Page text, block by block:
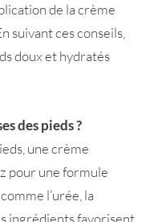
de la crème
suivant ces conseils,
doux et hydratés
des pieds ?
une crème
pour une formule
l’urée, la
ingrédients favorisent